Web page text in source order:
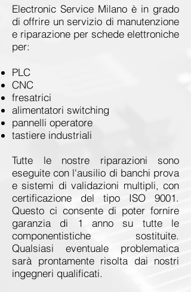
Electronic Service Milano è in grado
di offrire un servizio di manutenzione
e riparazione per schede elettroniche
per:
PLC
CNC
fresatrici
alimentatori switching
pannelli operatore
tastiere industriali
Tutte le nostre riparazioni sono
eseguite con l'ausilio di banchi prova
e sistemi di validazioni multipli, con
certificazione del tipo ISO 9001.
Questo ci consente di poter fornire
garanzia di 1 anno su tutte le
componentistiche sostituite.
Qualsiasi eventuale problematica
sarà prontamente risolta dai nostri
ingegneri qualificati.